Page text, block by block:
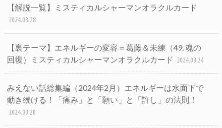
【解説一覧】ミスティカルシャーマンオラクルカード
2024.03.28
【裏テーマ】エネルギーの変容＝葛藤＆未練（49. 魂の
回復）ミスティカルシャーマンオラクルカード
2024.03.24
みえない話総集編（2024年2月）エネルギーは水面下で
動き続ける！「痛み」と「願い」と「許し」の法則！
2024.03.20